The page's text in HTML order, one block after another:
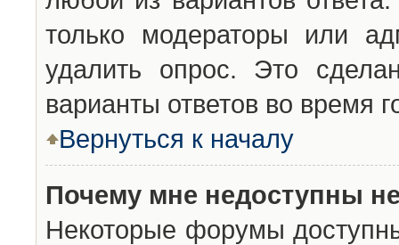
только модераторы или
удалить опрос. Это
варианты ответов во время
Вернуться к началу
Почему мне недоступны
Некоторые форумы